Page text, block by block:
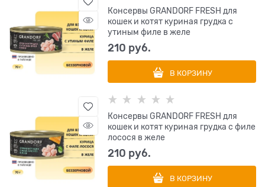
Консервы GRANDORF FRESH для
кошек и котят куриная грудка с
утиным филе в желе
210 руб.
В КОРЗИНУ
Консервы GRANDORF FRESH для
кошек и котят куриная грудка с филе
лосося в желе
210 руб.
В КОРЗИНУ